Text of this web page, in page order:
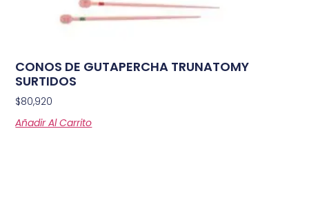
CONOS DE GUTAPERCHA TRUNATOMY
SURTIDOS
$80,920
Añadir Al Carrito